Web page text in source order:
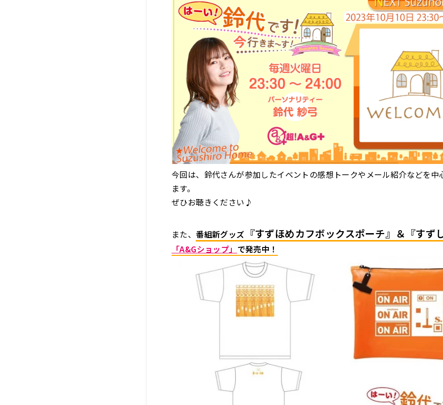
今回は、鈴代さんが参加したイベントの感想トークやメール紹介などを中
ます。
ぜひお聴きください♪
また、番組新グッズ 『すずほめカフボックスポーチ』＆『すず
「A&Gショップ」 で発売中！